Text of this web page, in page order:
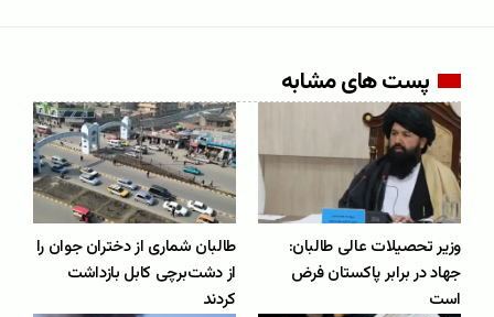
پست های مشابه
وزیر تحصیلات عالی طالبان:
جهاد در برابر پاکستان فرض
است
طالبان شماری از دختران جوان را
از دشت‌برچی کابل بازداشت
کردند